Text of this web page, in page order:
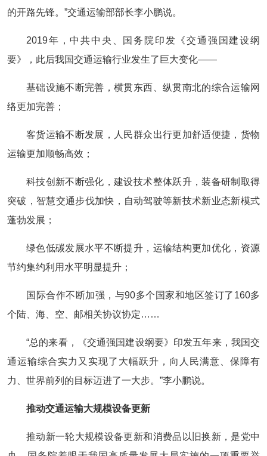
的开路先锋。”交通运输部部长李小鹏说。
2019年，中共中央、国务院印发《交通强国建设纲
要》，此后我国交通运输行业发生了巨大变化——
基础设施不断完善，横贯东西、纵贯南北的综合运输网
络更加完善；
客货运输不断发展，人民群众出行更加舒适便捷，货物
运输更加顺畅高效；
科技创新不断强化，建设技术整体跃升，装备研制取得
突破，智慧交通步伐加快，自动驾驶等新技术新业态新模式
蓬勃发展；
绿色低碳发展水平不断提升，运输结构更加优化，资源
节约集约利用水平明显提升；
国际合作不断加强，与90多个国家和地区签订了160多
个陆、海、空、邮相关协议协定……
“总的来看，《交通强国建设纲要》印发五年来，我国交
通运输综合实力又实现了大幅跃升，向人民满意、保障有
力、世界前列的目标迈进了一大步。”李小鹏说。
推动交通运输大规模设备更新
推动新一轮大规模设备更新和消费品以旧换新，是党中